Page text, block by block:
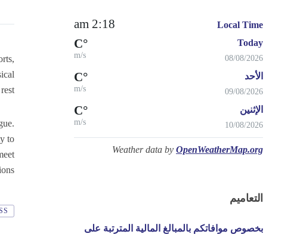
to
Local Time
2:18 am
Today
08/08/2026
°C
m/s
الأحد
09/08/2026
°C
m/s
الإثنين
10/08/2026
°C
m/s
Weather data by OpenWeatherMap.org
التعاميم
بخصوص موافاتكم بالمبالغ المالية المترتبة على